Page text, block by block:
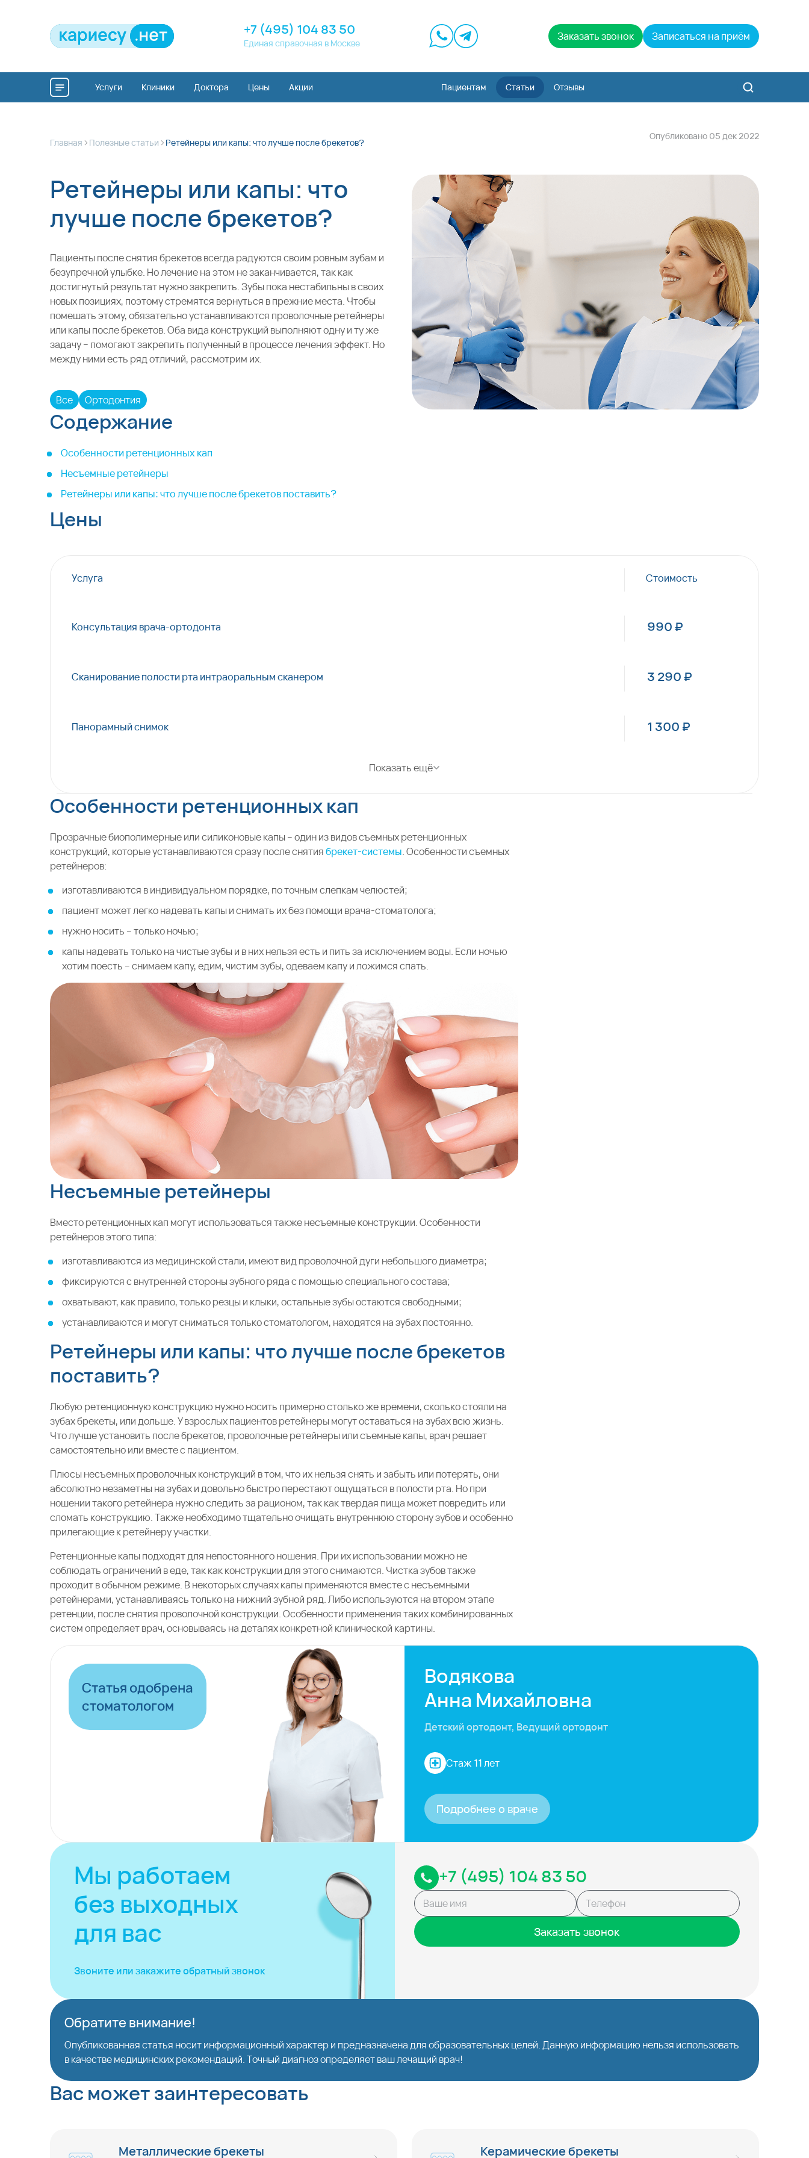
+7 (495) 104 83 50
Единая справочная в Москве
Заказать звонок Записаться на приём
Услуги Клиники Доктора Цены Акции Пациентам Статьи Отзывы
Главная > Полезные статьи > Ретейнеры или капы: что лучше после брекетов?
Опубликовано 05 дек 2022
Ретейнеры или капы: что
лучше после брекетов?
Пациенты после снятия брекетов всегда радуются своим ровным зубам и
безупречной улыбке. Но лечение на этом не заканчивается, так как
достигнутый результат нужно закрепить. Зубы пока нестабильны в своих
новых позициях, поэтому стремятся вернуться в прежние места. Чтобы
помешать этому, обязательно устанавливаются проволочные ретейнеры
или капы после брекетов. Оба вида конструкций выполняют одну и ту же
задачу – помогают закрепить полученный в процессе лечения эффект. Но
между ними есть ряд отличий, рассмотрим их.
Все Ортодонтия
Содержание
Особенности ретенционных кап
Несъемные ретейнеры
Ретейнеры или капы: что лучше после брекетов поставить?
Цены
Услуга Стоимость
Консультация врача-ортодонта 990 ₽
Сканирование полости рта интраоральным сканером 3 290 ₽
Панорамный снимок 1 300 ₽
Показать ещё
Особенности ретенционных кап
Прозрачные биополимерные или силиконовые капы – один из видов съемных ретенционных
конструкций, которые устанавливаются сразу после снятиябрекет-системы. Особенности съемных
ретейнеров:
изготавливаются в индивидуальном порядке, по точным слепкам челюстей;
пациент может легко надевать капы и снимать их без помощи врача-стоматолога;
нужно носить – только ночью;
капы надевать только на чистые зубы и в них нельзя есть и пить за исключением воды. Если ночью
хотим поесть – снимаем капу, едим, чистим зубы, одеваем капу и ложимся спать.
Несъемные ретейнеры
Вместо ретенционных кап могут использоваться также несъемные конструкции. Особенности
ретейнеров этого типа:
изготавливаются из медицинской стали, имеют вид проволочной дуги небольшого диаметра;
фиксируются с внутренней стороны зубного ряда с помощью специального состава;
охватывают, как правило, только резцы и клыки, остальные зубы остаются свободными;
устанавливаются и могут сниматься только стоматологом, находятся на зубах постоянно.
Ретейнеры или капы: что лучше после брекетов
поставить?
Любую ретенционную конструкцию нужно носить примерно столько же времени, сколько стояли на
зубах брекеты, или дольше. У взрослых пациентов ретейнеры могут оставаться на зубах всю жизнь.
Что лучше установить после брекетов, проволочные ретейнеры или съемные капы, врач решает
самостоятельно или вместе с пациентом.
Плюсы несъемных проволочных конструкций в том, что их нельзя снять и забыть или потерять, они
абсолютно незаметны на зубах и довольно быстро перестают ощущаться в полости рта. Но при
ношении такого ретейнера нужно следить за рационом, так как твердая пища может повредить или
сломать конструкцию. Также необходимо тщательно очищать внутреннюю сторону зубов и особенно
прилегающие к ретейнеру участки.
Ретенционные капы подходят для непостоянного ношения. При их использовании можно не
соблюдать ограничений в еде, так как конструкции для этого снимаются. Чистка зубов также
проходит в обычном режиме. В некоторых случаях капы применяются вместе с несъемными
ретейнерами, устанавливаясь только на нижний зубной ряд. Либо используются на втором этапе
ретенции, после снятия проволочной конструкции. Особенности применения таких комбинированных
систем определяет врач, основываясь на деталях конкретной клинической картины.
Статья одобрена
стоматологом
Водякова
Анна Михайловна
Детский ортодонт, Ведущий ортодонт
Стаж 11 лет
Подробнее о враче
Мы работаем
без выходных
для вас
Звоните или закажитеобратный звонок
+7 (495) 104 83 50
Заказать звонок
Обратите внимание!
Опубликованная статья носит информационный характер и предназначена для образовательных целей. Данную информацию нельзя использовать
в качестве медицинских рекомендаций. Точный диагноз определяет ваш лечащий врач!
Вас может заинтересовать
Металлические брекеты Керамические брекеты